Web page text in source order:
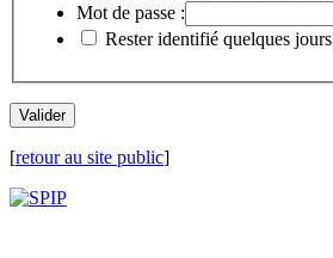
Mot de passe :
Rester identifié quelques jours
[retour au site public]